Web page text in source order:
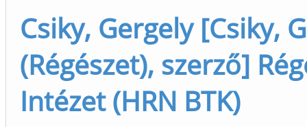
Csiky, Gergely [Csiky,
(Régészet), szerző]
Intézet (HRN BTK)